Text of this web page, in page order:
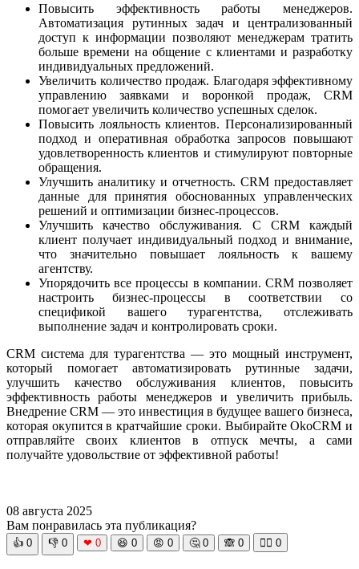
Повысить эффективность работы менеджеров.
Автоматизация рутинных задач и централизованный
доступ к информации позволяют менеджерам тратить
больше времени на общение с клиентами и разработку
индивидуальных предложений.
Увеличить количество продаж. Благодаря эффективному
управлению заявками и воронкой продаж, CRM
помогает увеличить количество успешных сделок.
Повысить лояльность клиентов. Персонализированный
подход и оперативная обработка запросов повышают
удовлетворенность клиентов и стимулируют повторные
обращения.
Улучшить аналитику и отчетность. CRM предоставляет
данные для принятия обоснованных управленческих
решений и оптимизации бизнес-процессов.
Улучшить качество обслуживания. С CRM каждый
клиент получает индивидуальный подход и внимание,
что значительно повышает лояльность к вашему
агентству.
Упорядочить все процессы в компании. CRM позволяет
настроить бизнес-процессы в соответствии со
спецификой вашего турагентства, отслеживать
выполнение задач и контролировать сроки.
CRM система для турагентства — это мощный инструмент,
который помогает автоматизировать рутинные задачи,
улучшить качество обслуживания клиентов, повысить
эффективность работы менеджеров и увеличить прибыль.
Внедрение CRM — это инвестиция в будущее вашего бизнеса,
которая окупится в кратчайшие сроки. Выбирайте OkoCRM и
отправляйте своих клиентов в отпуск мечты, а сами
получайте удовольствие от эффективной работы!
08 августа 2025
Вам понравилась эта публикация?
👍 0 👎 0 ❤ 0 😆 0 😡 0 🤔 0 🙈 0 🧘‍♀️ 0